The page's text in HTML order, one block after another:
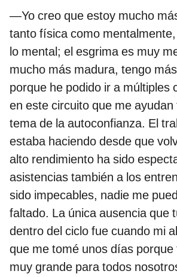
—Yo creo que estoy mucho
tanto física como
lo mental; el esgrima es muy
mucho más madura, tengo
porque he podido ir a múltiples
en este circuito que me
tema de la autoconfianza. El
estaba haciendo desde que
alto rendimiento ha sido
asistencias también a los
sido impecables, nadie me
faltado. La única ausencia que
dentro del ciclo fue cuando mi
que me tomé unos días
muy grande para todos